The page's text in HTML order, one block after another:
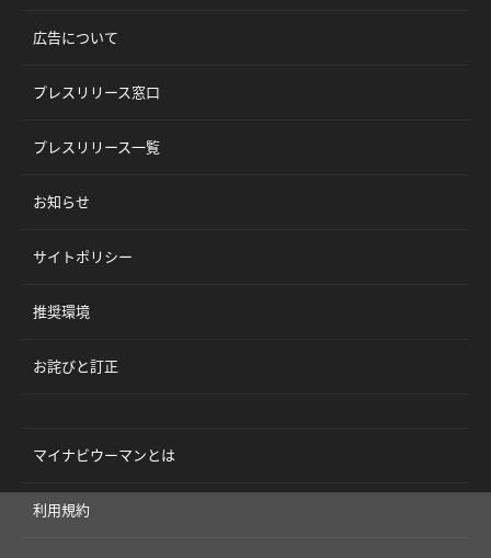
広告について
プレスリリース窓口
プレスリリース一覧
お知らせ
サイトポリシー
推奨環境
お詫びと訂正
マイナビウーマンとは
利用規約